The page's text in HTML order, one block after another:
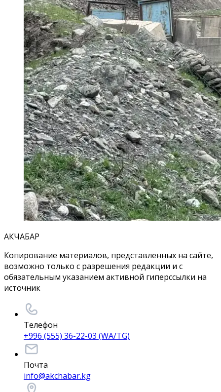
АКЧАБАР
Копирование материалов, представленных на сайте,
возможно только с разрешения редакции и с
обязательным указанием активной гиперссылки на
источник
Телефон
+996 (555) 36-22-03 (WA/TG)
Почта
info@akchabar.kg